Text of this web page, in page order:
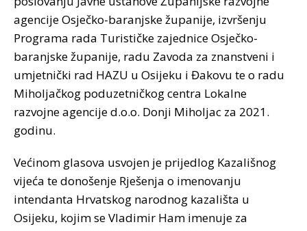
agencije Osječko-baranjske županije, izvršenju
Programa rada Turističke zajednice Osječko-
baranjske županije, radu Zavoda za znanstveni i
umjetnički rad HAZU u Osijeku i Đakovu te o radu
Miholjačkog poduzetničkog centra Lokalne
razvojne agencije d.o.o. Donji Miholjac za 2021.
godinu.
Većinom glasova usvojen je prijedlog Kazališnog
vijeća te donošenje Rješenja o imenovanju
intendanta Hrvatskog narodnog kazališta u
Osijeku, kojim se Vladimir Ham imenuje za